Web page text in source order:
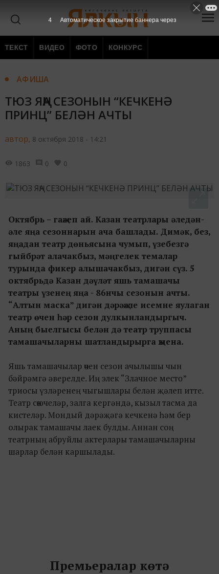
ТЕКСТ ВИДЕО ФОТО КОНКУРС
АФИША
ТЮЗ ЯҢА СЕЗОНЫН “КЕЧКЕНӘ
ПРИНЦ” БЕЛӘН АЧТЫ
автор, 8 октября 2018 - 14:21
1863 0 0
Октябрь – гаҗәеп ай. Казан театрлары әледән-
әле яңа сезоннарын ача башлады. Димәк, без,
яңадан театр дөньясына чумып, үзебезгә
гыйбрәт алачакбыз, мәңгелек темалар
турында фикер алышачакбыз, дигән сүз. 5
октябрьдә Казан дәүләт яшь тамашачы
театры үзенең яңа - 86нчы сезонын ачты.
“Алтын маска” дигән дәрәҗәле исемне яулаган
театр өчен һәр сезон дулкынландыргыч.
Аның быелгысы белән дә театр труппасы
тамашачыларны шатландырырга җыена.
Яшь тамашачылар өчен сезон ачылышы чын
бәйрәмгә әверелде. Иң элек “Злачное место”
триосы үзләренең чыгышлары белән җәлеп итте.
Театр сөючеләр, залга кергәндә, кызыл тасма да
кистеләр. Мондый дәрәҗәгә кечкенә һәм бер
олырак тамашачы лаек булды. Аннан соң
театрның абруйлы актерлары тамашачыларны
шарлар белән каршылады.
Премьералар көтә
3 Автоматическое закрытие баннера через